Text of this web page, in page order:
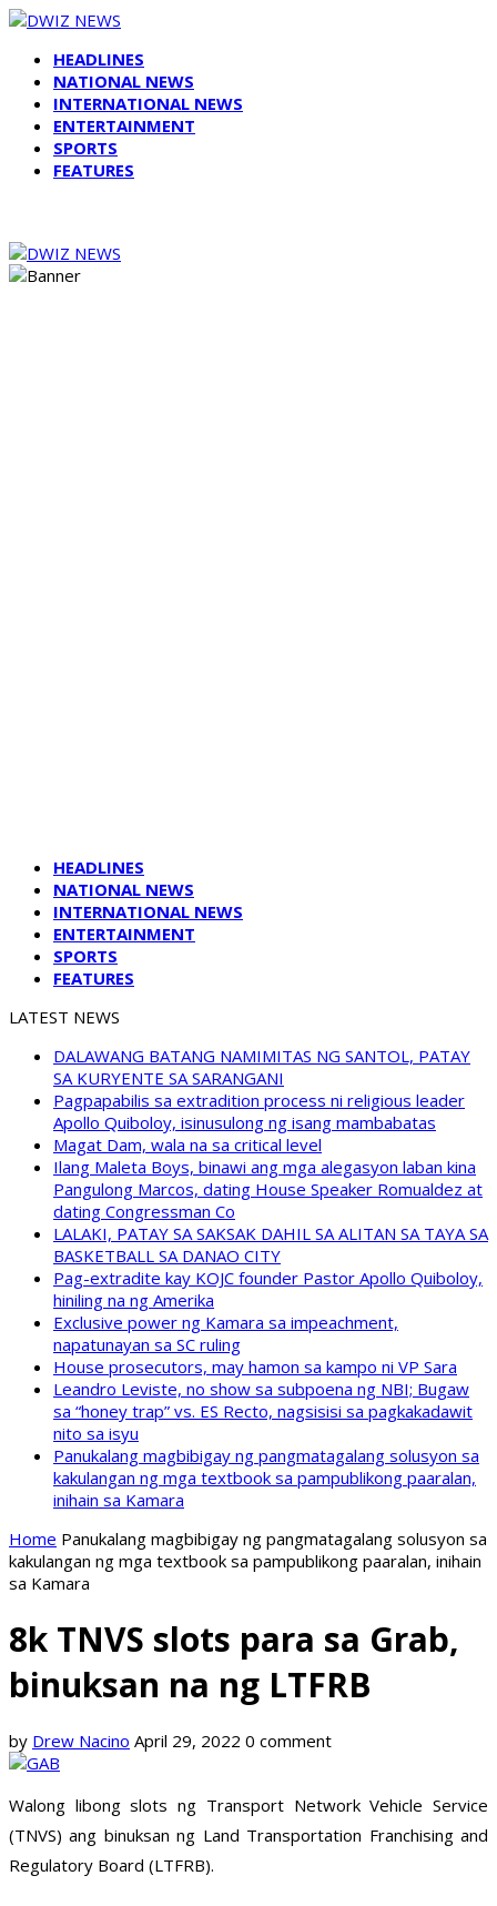
HEADLINES
NATIONAL NEWS
INTERNATIONAL NEWS
ENTERTAINMENT
SPORTS
FEATURES
HEADLINES
NATIONAL NEWS
INTERNATIONAL NEWS
ENTERTAINMENT
SPORTS
FEATURES
LATEST NEWS
DALAWANG BATANG NAMIMITAS NG SANTOL, PATAY
SA KURYENTE SA SARANGANI
Pagpapabilis sa extradition process ni religious leader
Apollo Quiboloy, isinusulong ng isang mambabatas
Magat Dam, wala na sa critical level
Ilang Maleta Boys, binawi ang mga alegasyon laban kina
Pangulong Marcos, dating House Speaker Romualdez at
dating Congressman Co
LALAKI, PATAY SA SAKSAK DAHIL SA ALITAN SA TAYA SA
BASKETBALL SA DANAO CITY
Pag-extradite kay KOJC founder Pastor Apollo Quiboloy,
hiniling na ng Amerika
Exclusive power ng Kamara sa impeachment,
napatunayan sa SC ruling
House prosecutors, may hamon sa kampo ni VP Sara
Leandro Leviste, no show sa subpoena ng NBI; Bugaw
sa “honey trap” vs. ES Recto, nagsisisi sa pagkakadawit
nito sa isyu
Panukalang magbibigay ng pangmatagalang solusyon sa
kakulangan ng mga textbook sa pampublikong paaralan,
inihain sa Kamara
Home Panukalang magbibigay ng pangmatagalang solusyon sa
kakulangan ng mga textbook sa pampublikong paaralan, inihain
sa Kamara
8k TNVS slots para sa Grab,
binuksan na ng LTFRB
by Drew Nacino April 29, 2022 0 comment
Walong libong slots ng Transport Network Vehicle Service
(TNVS) ang binuksan ng Land Transportation Franchising and
Regulatory Board (LTFRB).